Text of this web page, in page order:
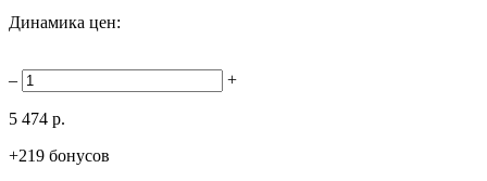
Динамика цен:
– +
5 474 р.
+219 бонусов